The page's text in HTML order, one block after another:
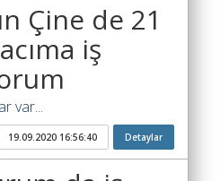
Çine de 21
iş
var...
19.09.2020 16:56:40 Detaylar